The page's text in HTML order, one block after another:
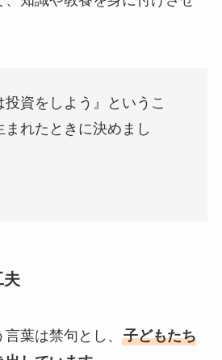
投資をしよう』というこ
まれたときに決めまし
夫
葉は禁句とし、 子どもたち